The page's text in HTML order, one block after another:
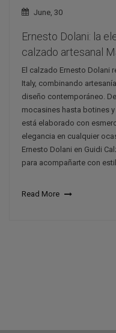
June, 30
Ernesto Dolani: la
calzado artesanal
El calzado Ernesto Dolani
Italy, combinando
diseño contemporáneo.
mocasines hasta botines
está elaborado con
elegancia en cualquier
Ernesto Dolani en Guidi
para acompañarte con
Read More